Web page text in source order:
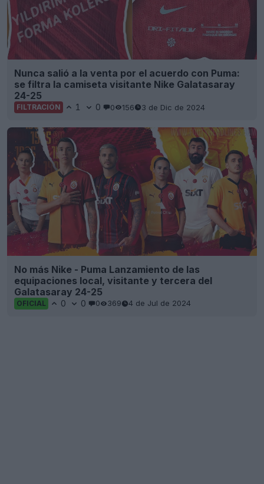
Nunca salió a la venta por el acuerdo con Puma:
se filtra la camiseta visitante Nike Galatasaray
24-25
FILTRACIÓN 1 0 0 156 3 de Dic de 2024
No más Nike - Puma Lanzamiento de las
equipaciones local, visitante y tercera del
Galatasaray 24-25
OFICIAL 0 0 0 369 4 de Jul de 2024